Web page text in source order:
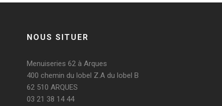
NOUS SITUER
Menuiseries 62 à Arques
400 chemin du lobel Z.A du lobel B
62 510 ARQUES
03 21 38 14 44